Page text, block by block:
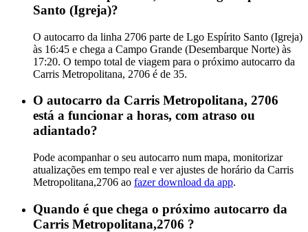
Santo (Igreja)?
O autocarro da linha 2706 parte de Lgo Espírito Santo (Igreja)
às 16:45 e chega a Campo Grande (Desembarque Norte) às
17:20. O tempo total de viagem para o próximo autocarro da
Carris Metropolitana, 2706 é de 35.
O autocarro da Carris Metropolitana, 2706
está a funcionar a horas, com atraso ou
adiantado?
Pode acompanhar o seu autocarro num mapa, monitorizar
atualizações em tempo real e ver ajustes de horário da Carris
Metropolitana,2706 ao fazer download da app.
Quando é que chega o próximo autocarro da
Carris Metropolitana,2706 ?